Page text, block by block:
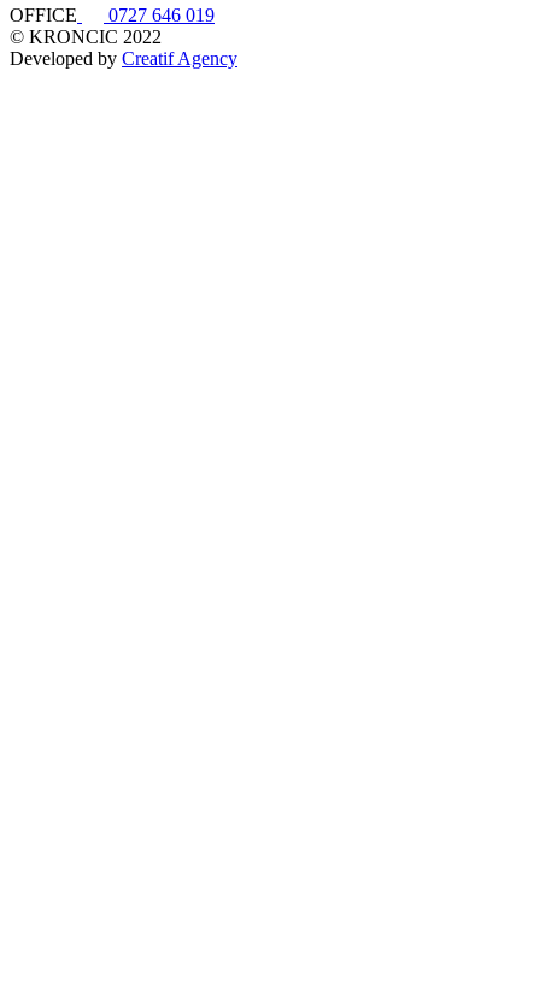
OFFICE
0727 646 019
© KRONCIC 2022
Developed by Creatif Agency